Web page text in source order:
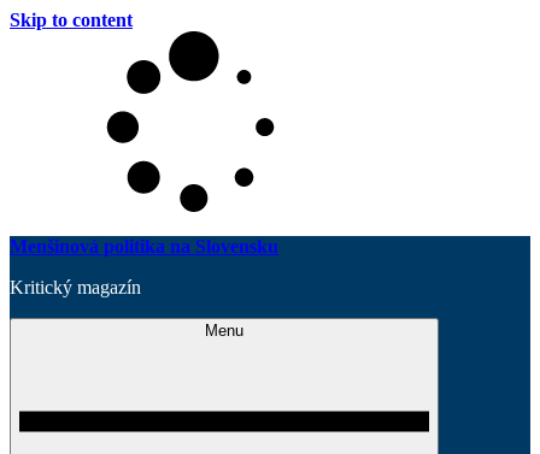
Skip to content
Menšinová politika na Slovensku
Kritický magazín
Menu